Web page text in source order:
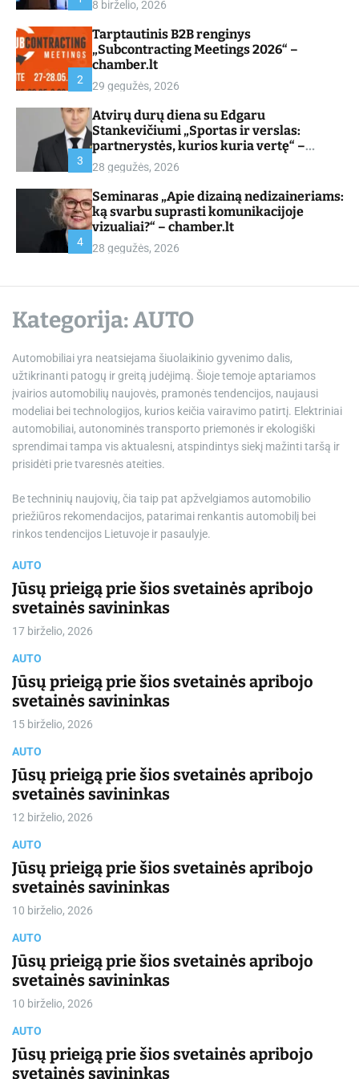
8 birželio, 2026
2
Tarptautinis B2B renginys
„Subcontracting Meetings 2026“ –
chamber.lt
29 gegužės, 2026
3
Atvirų durų diena su Edgaru
Stankevičiumi „Sportas ir verslas:
partnerystės, kurios kuria vertę“ –
chamber.lt
28 gegužės, 2026
4
Seminaras „Apie dizainą nedizaineriams:
ką svarbu suprasti komunikacijoje
vizualiai?“ – chamber.lt
28 gegužės, 2026
Kategorija:AUTO
Automobiliai yra neatsiejama šiuolaikinio gyvenimo dalis,
užtikrinanti patogų ir greitą judėjimą. Šioje temoje aptariamos
įvairios automobilių naujovės, pramonės tendencijos, naujausi
modeliai bei technologijos, kurios keičia vairavimo patirtį. Elektriniai
automobiliai, autonominės transporto priemonės ir ekologiški
sprendimai tampa vis aktualesni, atspindintys siekį mažinti taršą ir
prisidėti prie tvaresnės ateities.
Be techninių naujovių, čia taip pat apžvelgiamos automobilio
priežiūros rekomendacijos, patarimai renkantis automobilį bei
rinkos tendencijos Lietuvoje ir pasaulyje.
AUTO
Jūsų prieigą prie šios svetainės apribojo
svetainės savininkas
17 birželio, 2026
AUTO
Jūsų prieigą prie šios svetainės apribojo
svetainės savininkas
15 birželio, 2026
AUTO
Jūsų prieigą prie šios svetainės apribojo
svetainės savininkas
12 birželio, 2026
AUTO
Jūsų prieigą prie šios svetainės apribojo
svetainės savininkas
10 birželio, 2026
AUTO
Jūsų prieigą prie šios svetainės apribojo
svetainės savininkas
10 birželio, 2026
AUTO
Jūsų prieigą prie šios svetainės apribojo
svetainės savininkas